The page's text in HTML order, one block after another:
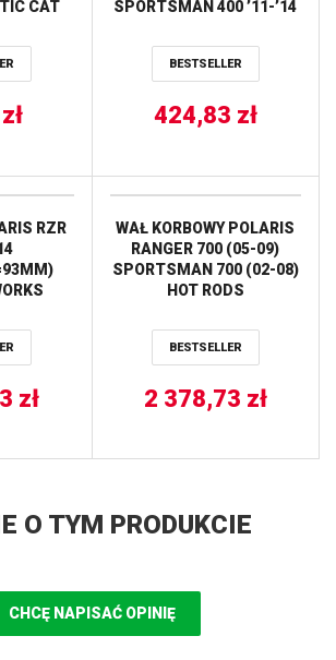
CAT
zł
SPORTSMAN 400 ’11-’14
BESTSELLER
424,83 zł
RZR
zł
WAŁ KORBOWY POLARIS
RANGER 700 (05-09)
SPORTSMAN 700 (02-08)
HOT RODS
BESTSELLER
2 378,73 zł
O TYM PRODUKCIE
CHCĘ NAPISAĆ OPINIĘ